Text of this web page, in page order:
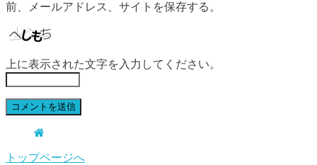
前、メールアドレス、サイトを保存する。
上に表示された文字を入力してください。
トップページへ